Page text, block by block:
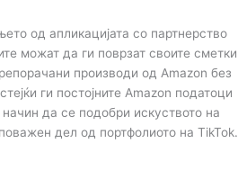
од апликацијата со партнерство
можат да ги поврзат своите сметки
производи од Amazon без
ги постојните Amazon податоци
да се подобри искуството на
дел од портфолиото на TikTok.